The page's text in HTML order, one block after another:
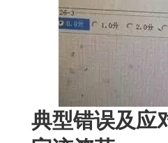
典型错误及应